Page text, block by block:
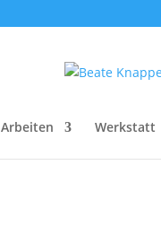
Arbeiten Werkstatt